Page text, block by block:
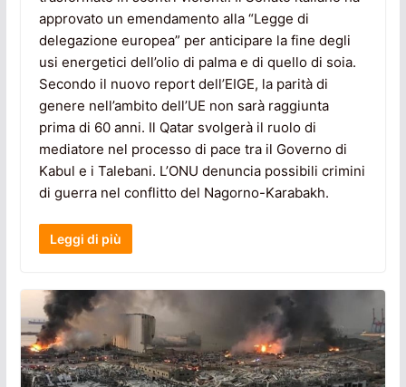
approvato un emendamento alla “Legge di
delegazione europea” per anticipare la fine degli
usi energetici dell’olio di palma e di quello di soia.
Secondo il nuovo report dell’EIGE, la parità di
genere nell’ambito dell’UE non sarà raggiunta
prima di 60 anni. Il Qatar svolgerà il ruolo di
mediatore nel processo di pace tra il Governo di
Kabul e i Talebani. L’ONU denuncia possibili crimini
di guerra nel conflitto del Nagorno-Karabakh.
Leggi di più